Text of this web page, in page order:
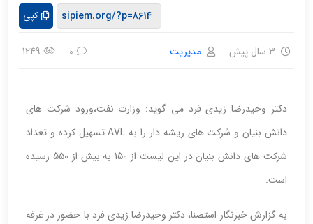
کپی
3 سال پیش مدیریت 0
1249
دکتر وحیدرضا زیدی فرد می گوید: وزارت نفت،ورود شرکت های
دانش بنیان و شرکت های ریشه دار را به AVL تسهیل کرده و تعداد
شرکت های دانش بنیان در این لیست از 150 به بیش از 550 رسیده
است.
به گزارش خبرنگار استصنا، دکتر وحیدرضا زیدی فرد با حضور در غرفه